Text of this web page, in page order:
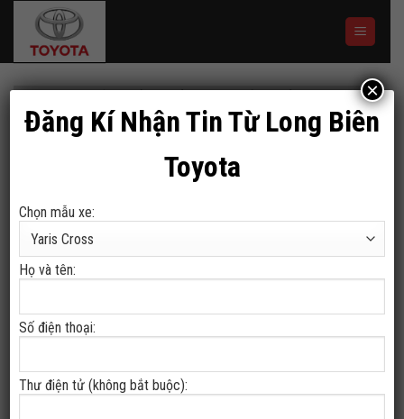
content
PREMIO”
LỌC
Toyota Avanza Premio 2026
558,000,000₫
Đăng Kí Nhận Tin Từ Long Biên
Toyota
Chọn mẫu xe:
Họ và tên:
Số điện thoại:
Thư điện tử (không bắt buộc):
×